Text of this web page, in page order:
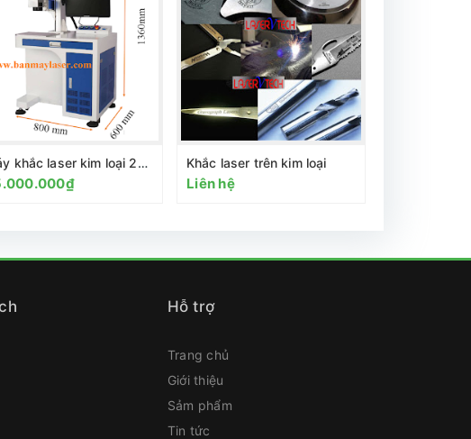
Máy khắc laser kim loại 20w Khắc laser trên kim loại
Liên hệ
Hỗ trợ
Trang chủ
Giới thiệu
Sảm phẩm
Tin tức